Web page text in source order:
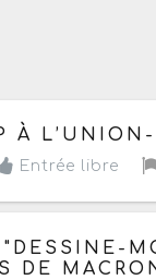
de 15h à 18h
À
Entrée libre
de 15h à 18h
DE